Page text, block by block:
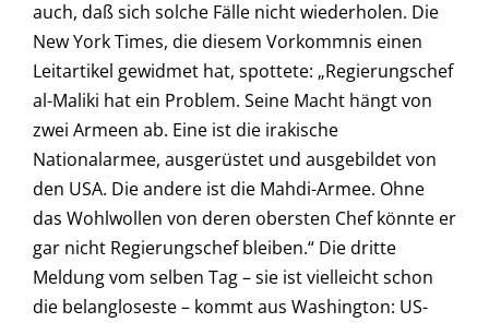
auch, daß sich solche Fälle nicht wiederholen. Die
New York Times, die diesem Vorkommnis einen
Leitartikel gewidmet hat, spottete: „Regierungschef
al-Maliki hat ein Problem. Seine Macht hängt von
zwei Armeen ab. Eine ist die irakische
Nationalarmee, ausgerüstet und ausgebildet von
den USA. Die andere ist die Mahdi-Armee. Ohne
das Wohlwollen von deren obersten Chef könnte er
gar nicht Regierungschef bleiben.“ Die dritte
Meldung vom selben Tag – sie ist vielleicht schon
die belangloseste – kommt aus Washington: US-